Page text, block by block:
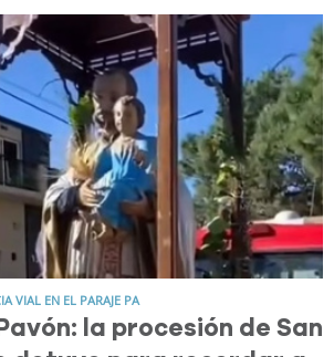
VIAL EN EL PARAJE PA
la procesión de San